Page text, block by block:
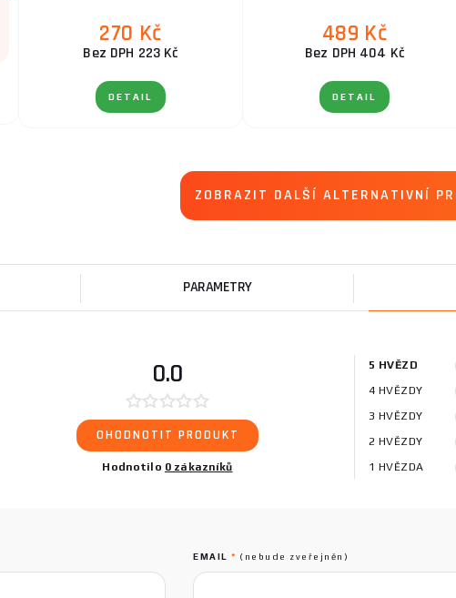
270 Kč
Bez DPH 223 Kč
DETAIL
489 Kč
Bez DPH 404 Kč
DETAIL
ZOBRAZIT DALŠÍ ALTERNATIVNÍ
PARAMETRY
0.0
OHODNOTIT PRODUKT
Hodnotilo 0 zákazníků
5 HVĚZD
4 HVĚZDY
3 HVĚZDY
2 HVĚZDY
1 HVĚZDA
EMAIL* (nebude zveřejněn)